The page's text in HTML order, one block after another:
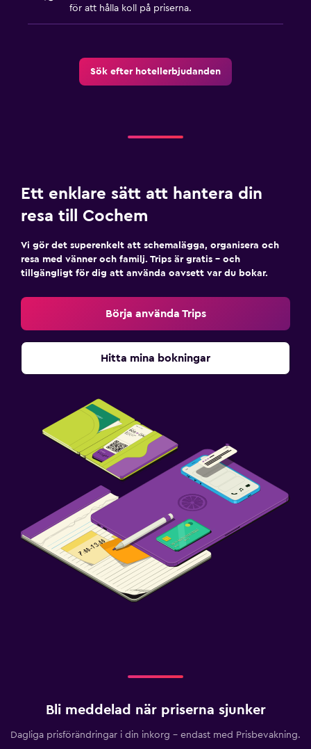
Försäljningsautomat (drycker)
Familjevänligt
Barnsängar tillgängliga
Gratis parkering
Privat parkering
Arbetsyta
Skrivbord
för att hålla koll på priserna.
Sök efter hotellerbjudanden
Ett enklare sätt att hantera din
resa till Cochem
Vi gör det superenkelt att schemalägga, organisera och
resa med vänner och familj. Trips är gratis – och
tillgängligt för dig att använda oavsett var du bokar.
Börja använda Trips
Hitta mina bokningar
Bli meddelad när priserna sjunker
Dagliga prisförändringar i din inkorg – endast med Prisbevakning.